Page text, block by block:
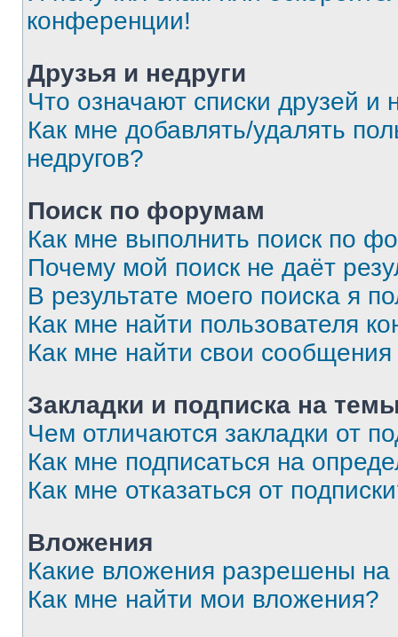
конференции!
Друзья и недруги
Что означают списки друзей и
Как мне добавлять/удалять
недругов?
Поиск по форумам
Как мне выполнить поиск по
Почему мой поиск не даёт
В результате моего поиска я
Как мне найти пользователя
Как мне найти свои
Закладки и подписка на
Чем отличаются закладки от
Как мне подписаться на
Как мне отказаться от
Вложения
Какие вложения разрешены
Как мне найти мои вложения?